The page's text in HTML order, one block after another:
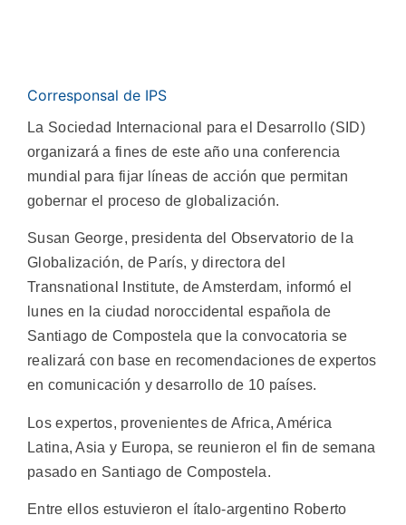
Corresponsal de IPS
La Sociedad Internacional para el Desarrollo (SID)
organizará a fines de este año una conferencia
mundial para fijar líneas de acción que permitan
gobernar el proceso de globalización.
Susan George, presidenta del Observatorio de la
Globalización, de París, y directora del
Transnational Institute, de Amsterdam, informó el
lunes en la ciudad noroccidental española de
Santiago de Compostela que la convocatoria se
realizará con base en recomendaciones de expertos
en comunicación y desarrollo de 10 países.
Los expertos, provenientes de Africa, América
Latina, Asia y Europa, se reunieron el fin de semana
pasado en Santiago de Compostela.
Entre ellos estuvieron el ítalo-argentino Roberto